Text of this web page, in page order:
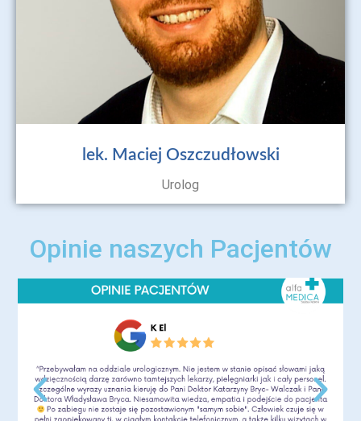
lek. Maciej Oszczudłowski
Urolog
Opinie naszych Pacjentów